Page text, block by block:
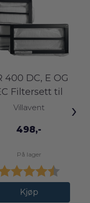
400 DC, E OG
Filtersett til
Villavent
Villavent
498,-
På lager
Kjøp
›